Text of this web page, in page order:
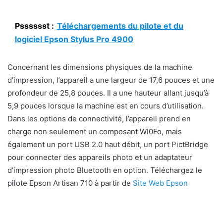
Psssssst : Téléchargements du pilote et du
logiciel Epson Stylus Pro 4900
Concernant les dimensions physiques de la machine
d’impression, l’appareil a une largeur de 17,6 pouces et une
profondeur de 25,8 pouces. Il a une hauteur allant jusqu’à
5,9 pouces lorsque la machine est en cours d’utilisation.
Dans les options de connectivité, l’appareil prend en
charge non seulement un composant WI0Fo, mais
également un port USB 2.0 haut débit, un port PictBridge
pour connecter des appareils photo et un adaptateur
d’impression photo Bluetooth en option. Téléchargez le
pilote Epson Artisan 710 à partir de Site Web Epson